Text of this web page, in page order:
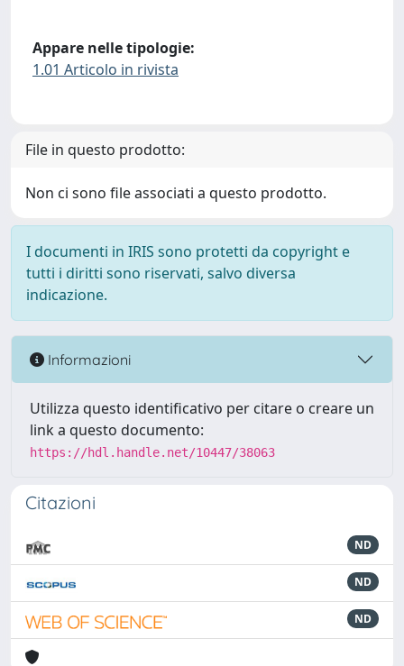
Appare nelle tipologie:
1.01 Articolo in rivista
File in questo prodotto:
Non ci sono file associati a questo prodotto.
I documenti in IRIS sono protetti da copyright e
tutti i diritti sono riservati, salvo diversa
indicazione.
Informazioni
Utilizza questo identificativo per citare o creare un
link a questo documento:
https://hdl.handle.net/10447/38063
Citazioni
ND
ND
ND